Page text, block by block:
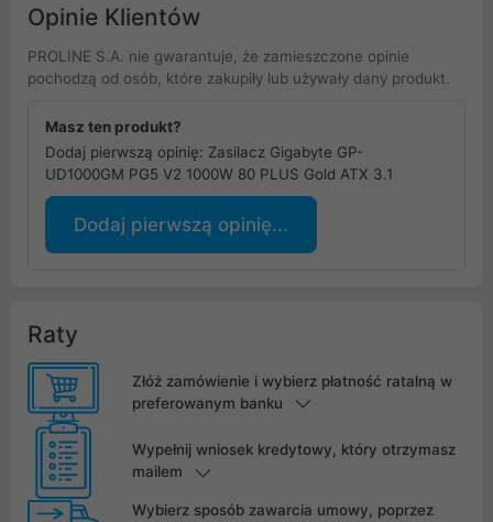
Opinie Klientów
PROLINE S.A. nie gwarantuje, że zamieszczone opinie
pochodzą od osób, które zakupiły lub używały dany produkt.
Masz ten produkt?
Dodaj pierwszą opinię: Zasilacz Gigabyte GP-
UD1000GM PG5 V2 1000W 80 PLUS Gold ATX 3.1
Dodaj pierwszą opinię...
Raty
Złóż zamówienie i wybierz płatność ratalną w
preferowanym banku
Wypełnij wniosek kredytowy, który otrzymasz
mailem
Wybierz sposób zawarcia umowy, poprzez